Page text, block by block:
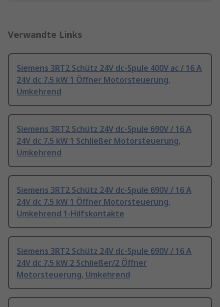
Verwandte Links
Siemens 3RT2 Schütz 24V dc-Spule 400V ac / 16 A
24V dc 7.5 kW 1 Öffner Motorsteuerung,
Umkehrend
Siemens 3RT2 Schütz 24V dc-Spule 690V / 16 A
24V dc 7.5 kW 1 Schließer Motorsteuerung,
Umkehrend
Siemens 3RT2 Schütz 24V dc-Spule 690V / 16 A
24V dc 7.5 kW 1 Öffner Motorsteuerung,
Umkehrend 1-Hilfskontakte
Siemens 3RT2 Schütz 24V dc-Spule 690V / 16 A
24V dc 7.5 kW 2 Schließer/2 Öffner
Motorsteuerung, Umkehrend